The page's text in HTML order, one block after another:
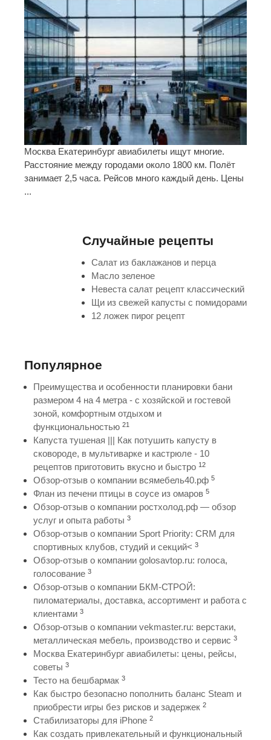
Москва Екатеринбург авиабилеты ищут многие.
Расстояние между городами около 1800 км. Полёт
занимает 2,5 часа. Рейсов много каждый день. Цены
...
Случайные рецепты
Салат из баклажанов и перца
Масло зеленое
Невеста салат рецепт классический
Щи из свежей капусты с помидорами
12 ложек пирог рецепт
Популярное
Преимущества и особенности планировки бани
размером 4 на 4 метра - с хозяйской и гостевой
зоной, комфортным отдыхом и
функциональностью 21
Капуста тушеная ||| Как потушить капусту в
сковороде, в мультиварке и кастрюле - 10
рецептов приготовить вкусно и быстро 12
Обзор-отзыв о компании всямебель40.рф 5
Флан из печени птицы в соусе из омаров 5
Обзор-отзыв о компании ростхолод.рф — обзор
услуг и опыта работы 3
Обзор-отзыв о компании Sport Priority: CRM для
спортивных клубов, студий и секций< 3
Обзор-отзыв о компании golosavtop.ru: голоса,
голосование 3
Обзор-отзыв о компании БКМ-СТРОЙ:
пиломатериалы, доставка, ассортимент и работа с
клиентами 3
Обзор-отзыв о компании vekmaster.ru: верстаки,
металлическая мебель, производство и сервис 3
Москва Екатеринбург авиабилеты: цены, рейсы,
советы 3
Тесто на бешбармак 3
Как быстро безопасно пополнить баланс Steam и
приобрести игры без рисков и задержек 2
Стабилизаторы для iPhone 2
Как создать привлекательный и функциональный